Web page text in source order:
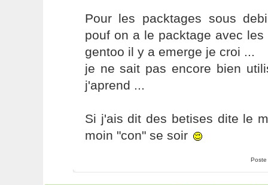
Pour les packtages sous
pouf on a le packtage avec
gentoo il y a emerge je croi ...
je ne sait pas encore bien
j'aprend ...
Si j'ais dit des betises dite le
moin "con" se soir
Poste